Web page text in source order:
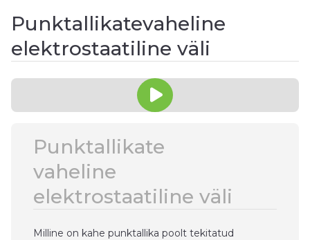
Punktallikatevaheline
elektrostaatiline väli
Punktallikate
vaheline
elektrostaatiline väli
Milline on kahe punktallika poolt tekitatud